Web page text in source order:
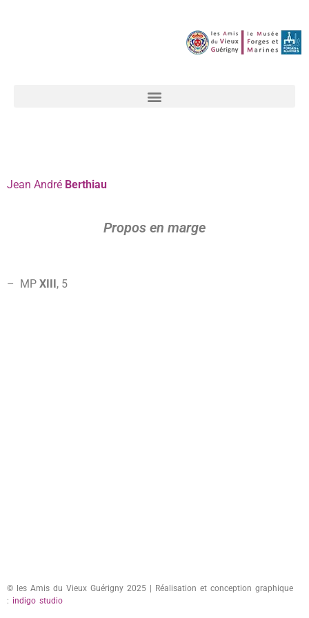
Jean André Berthiau
Propos en marge
– MP XIII, 5
© les Amis du Vieux Guérigny 2025 | Réalisation et conception graphique
: indigo studio